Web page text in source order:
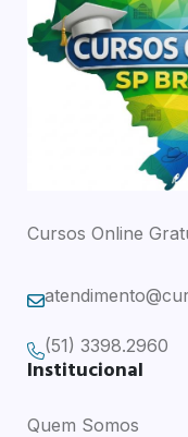
Cursos Online
(51) 3398.2960
Institucional
Quem Somos